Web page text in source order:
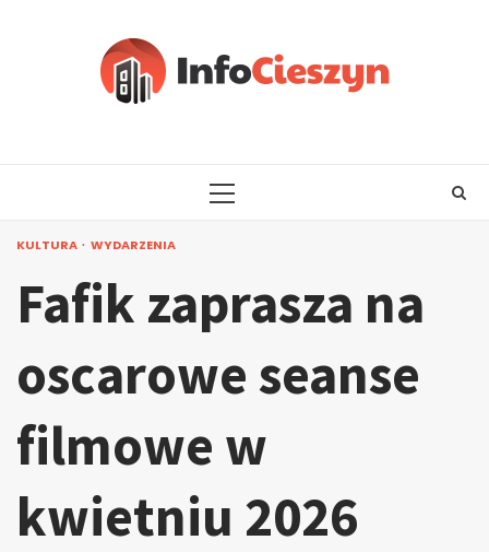
PRIMARY
KULTURA WYDARZENIA
Fafik zaprasza na
oscarowe seanse
filmowe w
kwietniu 2026